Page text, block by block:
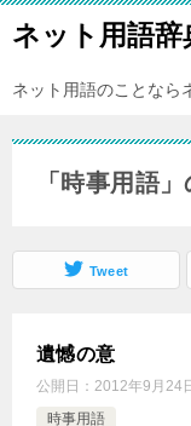
ネット用語辞
ネット用語のことなら
「時事用語
Tweet
遺憾の意
公開日： 2012年9月24
時事用語